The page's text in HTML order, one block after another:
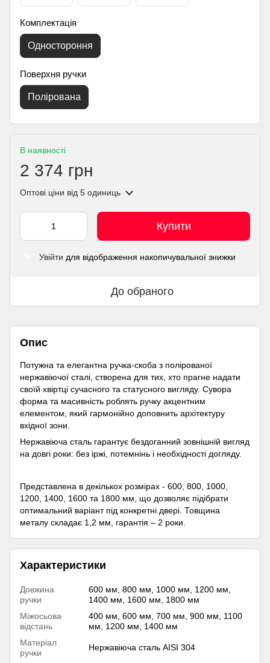
Комплектація
Одностороння
Поверхня ручки
Полірована
В наявності
2 374 грн
Оптові ціни від 5 одиниць
Купити
Увійти для відображення накопичувальної знижки
До обраного
Опис
Потужна та елегантна ручка-скоба з полірованої
нержавіючої сталі, створена для тих, хто прагне надати
своїй хвіртці сучасного та статусного вигляду. Сувора
форма та масивність роблять ручку акцентним
елементом, який гармонійно доповнить архітектуру
вхідної зони.
Нержавіюча сталь гарантує бездоганний зовнішній вигляд
на довгі роки: без іржі, потемнінь і необхідності догляду.
Представлена ​​в декількох розмірах - 600, 800, 1000,
1200, 1400, 1600 та 1800 мм, що дозволяє підібрати
оптимальний варіант під конкретні двері. Товщина
металу складає 1,2 мм, гарантія – 2 роки.
Характеристики
Довжина
ручки
600 мм, 800 мм, 1000 мм, 1200 мм,
1400 мм, 1600 мм, 1800 мм
Міжосьова
відстань
400 мм, 600 мм, 700 мм, 900 мм, 1100
мм, 1200 мм, 1400 мм
Матеріал
ручки
Нержавіюча сталь AISI 304